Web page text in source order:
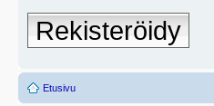
Rekisteröidy
Etusivu